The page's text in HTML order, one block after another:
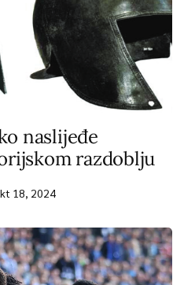
naslijeđe
razdoblju
18, 2024